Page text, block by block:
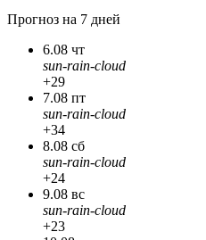
Прогноз на 7 дней
6.08 чт
sun-rain-cloud
+29
7.08 пт
sun-rain-cloud
+34
8.08 сб
sun-rain-cloud
+24
9.08 вс
sun-rain-cloud
+23